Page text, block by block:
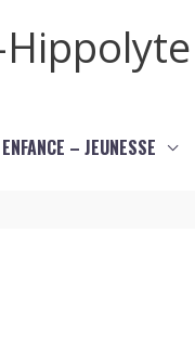
ENFANCE – JEUNESSE